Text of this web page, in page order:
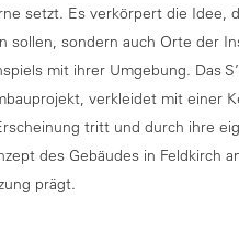
setzt. Es verkörpert die Idee,
sollen, sondern auch Orte der
mit ihrer Umgebung. Das
verkleidet mit einer
tritt und durch ihre
des Gebäudes in Feldkirch
prägt.